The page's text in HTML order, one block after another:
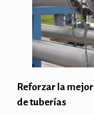
Reforzar la
de tuberías